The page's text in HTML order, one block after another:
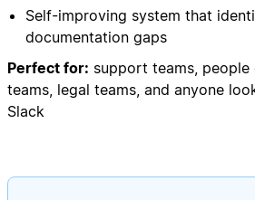
Self-improving system that
documentation gaps
Perfect for: support teams, people
teams, legal teams, and anyone
Slack